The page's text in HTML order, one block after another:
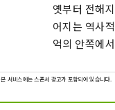
옛부터 전해지는 성
어지는 역사
억의 안쪽에
본 서비스에는 스폰서 광고가 포함되어 있습니다.